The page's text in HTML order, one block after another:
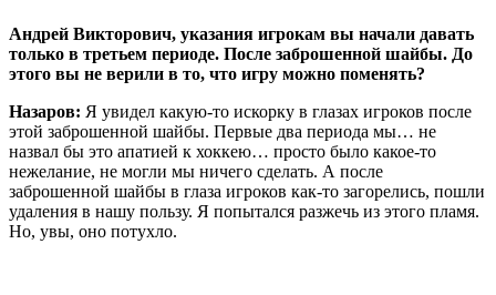
Андрей Викторович, указания игрокам вы начали давать
только в третьем периоде. После заброшенной шайбы. До
этого вы не верили в то, что игру можно поменять?
Назаров: Я увидел какую-то искорку в глазах игроков после
этой заброшенной шайбы. Первые два периода мы… не
назвал бы это апатией к хоккею… просто было какое-то
нежелание, не могли мы ничего сделать. А после
заброшенной шайбы в глаза игроков как-то загорелись, пошли
удаления в нашу пользу. Я попытался разжечь из этого пламя.
Но, увы, оно потухло.